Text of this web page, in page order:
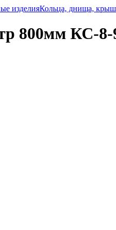
изделияКольца, днища,
800мм КС-8-